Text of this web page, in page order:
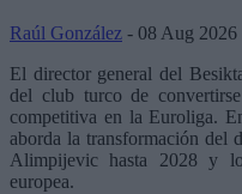
Raúl González - 08 Aug 2026
El director general del
del club turco de
competitiva en la Euroliga.
aborda la transformación del
Alimpijevic hasta 2028 y
europea.